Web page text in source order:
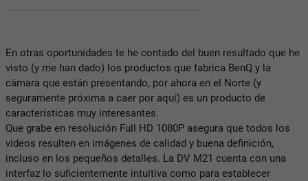
En otras oportunidades te he contado del buen resultado que he
visto (y me han dado) los productos que fabrica BenQ y la
cámara que están presentando, por ahora en el Norte (y
seguramente próxima a caer por aquí) es un producto de
características muy interesantes.
Que grabe en resolución Full HD 1080P asegura que todos los
videos resulten en imágenes de calidad y buena definición,
incluso en los pequeños detalles. La DV M21 cuenta con una
interfaz lo suficientemente intuitiva como para establecer